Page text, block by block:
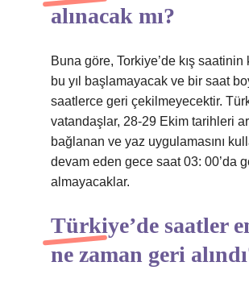
alınacak mı?
Buna göre, Torkiye’de kış saatinin
bu yıl başlamayacak ve bir saat
saatlerce geri çekilmeyecektir.
vatandaşlar, 28-29 Ekim tarihleri
bağlanan ve yaz uygulamasını
devam eden gece saat 03: 00’da
almayacaklar.
Türkiye’de saatler
ne zaman geri